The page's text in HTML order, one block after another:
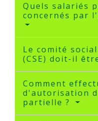
Quels salariés
concernés par
Le comité
(CSE) doit-il
Comment
d'autorisation
partielle ?